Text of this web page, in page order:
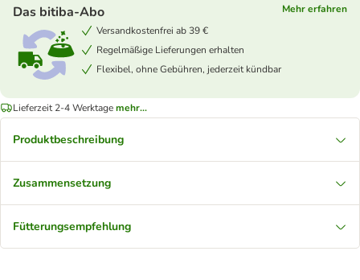
Das bitiba-Abo
Mehr erfahren
Versandkostenfrei ab 39 €
Regelmäßige Lieferungen erhalten
Flexibel, ohne Gebühren, jederzeit kündbar
Lieferzeit 2-4 Werktagemehr...
Produktbeschreibung
Zusammensetzung
Fütterungsempfehlung